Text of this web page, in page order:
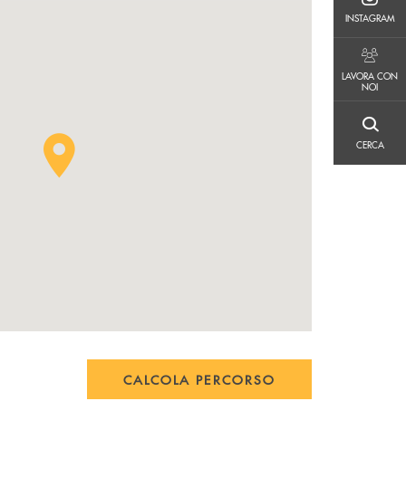
INSTAGRAM
INSTAGRAM
LAVORA CON
NOI
CERCA
CALCOLA PERCORSO